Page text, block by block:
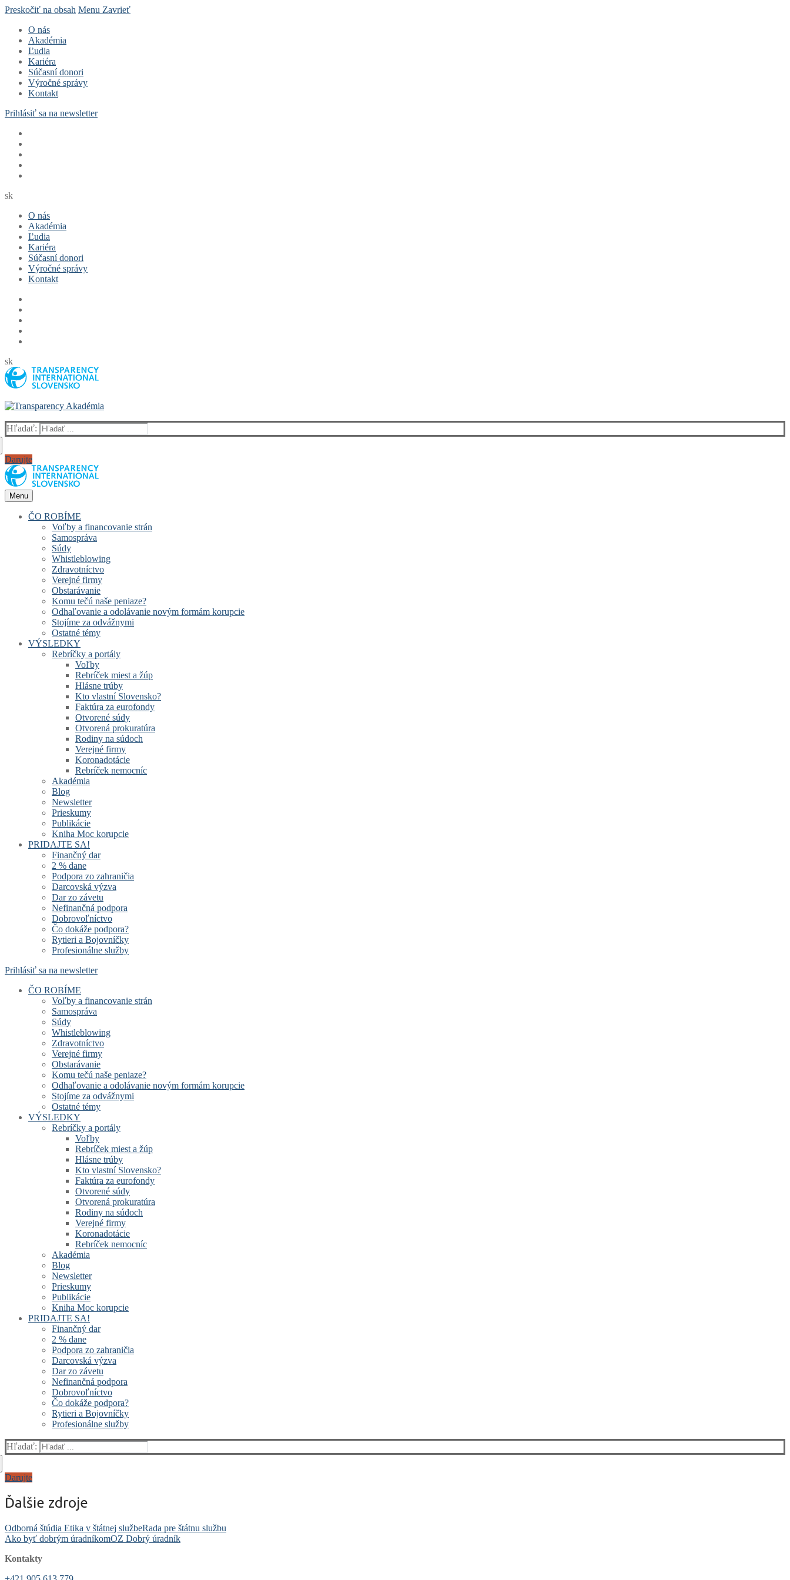
Preskočiť na obsah Menu Zavrieť
O nás
Akadémia
Ľudia
Kariéra
Súčasní donori
Výročné správy
Kontakt
Prihlásiť sa na newsletter
sk
O nás
Akadémia
Ľudia
Kariéra
Súčasní donori
Výročné správy
Kontakt
sk
Hľadať:
Darujte
Menu
ČO ROBÍME
Voľby a financovanie strán
Samospráva
Súdy
Whistleblowing
Zdravotníctvo
Verejné firmy
Obstarávanie
Komu tečú naše peniaze?
Odhaľovanie a odolávanie novým formám korupcie
Stojíme za odvážnymi
Ostatné témy
VÝSLEDKY
Rebríčky a portály
Voľby
Rebríček miest a žúp
Hlásne trúby
Kto vlastní Slovensko?
Faktúra za eurofondy
Otvorené súdy
Otvorená prokuratúra
Rodiny na súdoch
Verejné firmy
Koronadotácie
Rebríček nemocníc
Akadémia
Blog
Newsletter
Prieskumy
Publikácie
Kniha Moc korupcie
PRIDAJTE SA!
Finančný dar
2 % dane
Podpora zo zahraničia
Darcovská výzva
Dar zo závetu
Nefinančná podpora
Dobrovoľníctvo
Čo dokáže podpora?
Rytieri a Bojovníčky
Profesionálne služby
Prihlásiť sa na newsletter
ČO ROBÍME
Voľby a financovanie strán
Samospráva
Súdy
Whistleblowing
Zdravotníctvo
Verejné firmy
Obstarávanie
Komu tečú naše peniaze?
Odhaľovanie a odolávanie novým formám korupcie
Stojíme za odvážnymi
Ostatné témy
VÝSLEDKY
Rebríčky a portály
Voľby
Rebríček miest a žúp
Hlásne trúby
Kto vlastní Slovensko?
Faktúra za eurofondy
Otvorené súdy
Otvorená prokuratúra
Rodiny na súdoch
Verejné firmy
Koronadotácie
Rebríček nemocníc
Akadémia
Blog
Newsletter
Prieskumy
Publikácie
Kniha Moc korupcie
PRIDAJTE SA!
Finančný dar
2 % dane
Podpora zo zahraničia
Darcovská výzva
Dar zo závetu
Nefinančná podpora
Dobrovoľníctvo
Čo dokáže podpora?
Rytieri a Bojovníčky
Profesionálne služby
Hľadať:
Darujte
Ďalšie zdroje
Odborná štúdia Etika v štátnej službeRada pre štátnu službu
Ako byť dobrým úradníkomOZ Dobrý úradník
Kontakty